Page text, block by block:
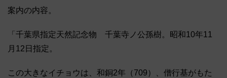
案内の内容。
「千葉県指定天然記念物 千葉寺ノ公孫樹。昭和10年11
月12日指定。
この大きなイチョウは、和銅2年（709）、僧行基がもた